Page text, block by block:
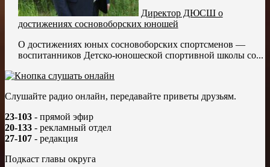
Директор ДЮСШ о
достижениях сосновоборских юношей
О достижениях юных сосновоборских спортсменов —
воспитанников Детско-юношеской спортивной школы со...
Слушайте радио онлайн, передавайте приветы друзьям.
23-103 - прямой эфир
20-133 - рекламный отдел
27-107 - редакция
Подкаст главы округа